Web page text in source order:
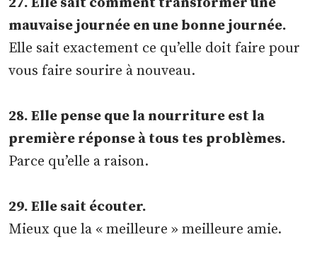
mauvaise journée en une bonne journée.
Elle sait exactement ce qu’elle doit faire pour
vous faire sourire à nouveau.
28. Elle pense que la nourriture est la
première réponse à tous tes problèmes.
Parce qu’elle a raison.
29. Elle sait écouter.
Mieux que la « meilleure » meilleure amie.